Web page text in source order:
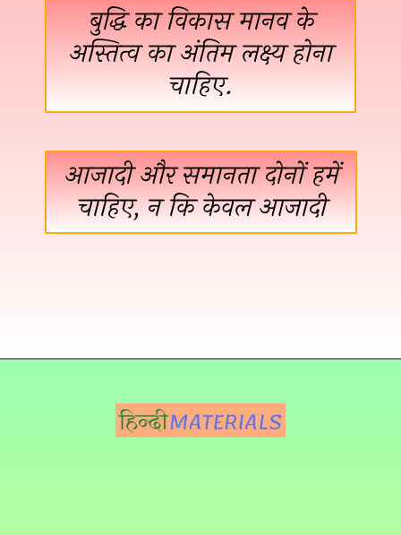
बुद्धि का विकास मानव के
अस्तित्व का अंतिम लक्ष्य होना
चाहिए.
आजादी और समानता दोनों हमें
चाहिए, न कि केवल आजादी